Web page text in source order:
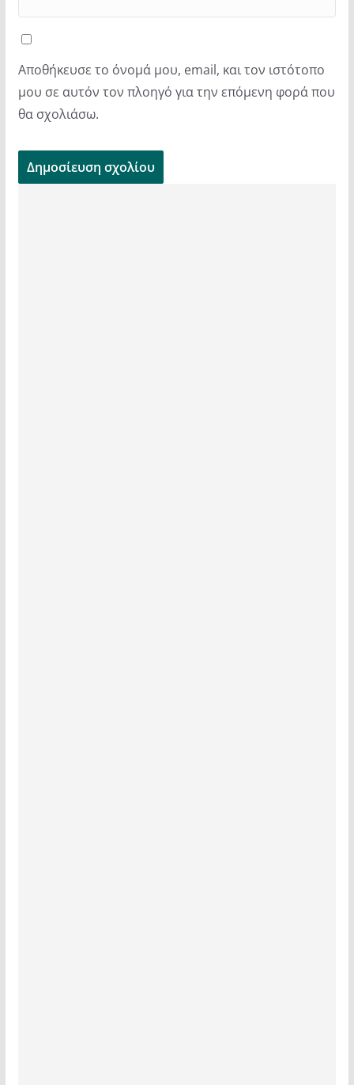
Αποθήκευσε το όνομά μου, email, και τον ιστότοπο
μου σε αυτόν τον πλοηγό για την επόμενη φορά που
θα σχολιάσω.